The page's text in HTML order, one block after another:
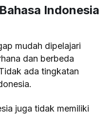
Indonesia
mudah dipelajari
dan berbeda
ada tingkatan
juga tidak memiliki